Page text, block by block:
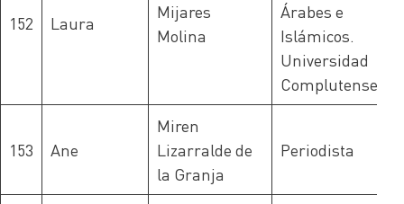
152 Laura
Mijares
Molina
Árabes e
Islámicos.
Universidad
Complutense
153 Ane
Miren
Lizarralde de
la Granja
Periodista